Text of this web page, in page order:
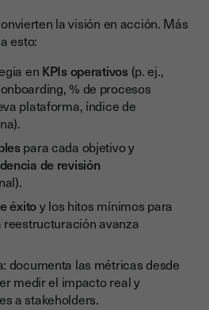
la visión en acción. Más
esto:
en KPIs operativos(p. ej.,
% de procesos
plataforma, índice de
para cada objetivo y
de revisión
éxitoy los hitos mínimos para
avanza
documenta las métricas desde
medir el impacto real y
a stakeholders.